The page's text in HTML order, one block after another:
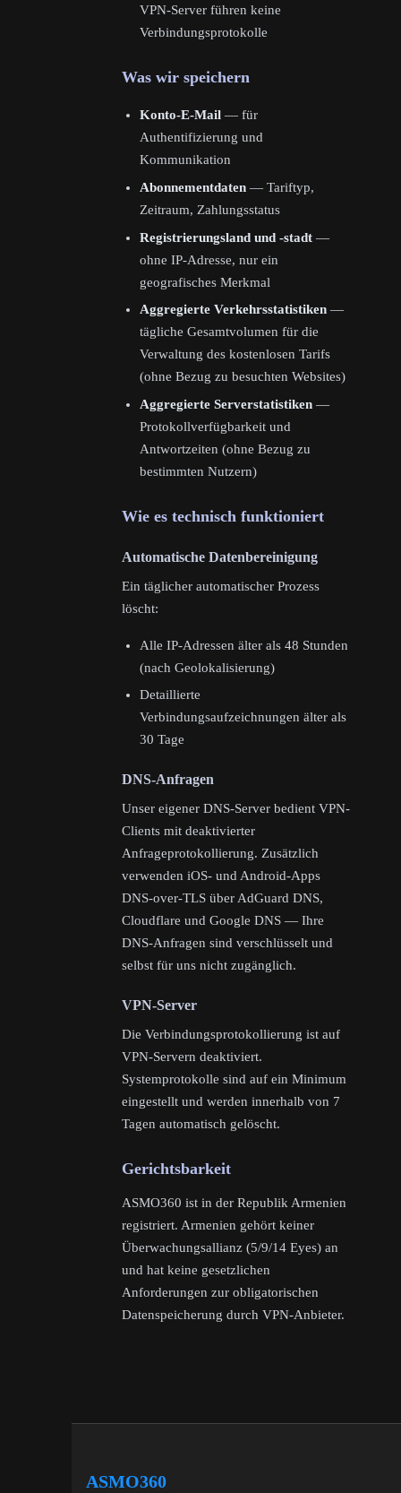
VPN-Server führen keine
Verbindungsprotokolle
Was wir speichern
Konto-E-Mail — für
Authentifizierung und
Kommunikation
Abonnementdaten — Tariftyp,
Zeitraum, Zahlungsstatus
Registrierungsland und -stadt —
ohne IP-Adresse, nur ein
geografisches Merkmal
Aggregierte Verkehrsstatistiken —
tägliche Gesamtvolumen für die
Verwaltung des kostenlosen Tarifs
(ohne Bezug zu besuchten Websites)
Aggregierte Serverstatistiken —
Protokollverfügbarkeit und
Antwortzeiten (ohne Bezug zu
bestimmten Nutzern)
Wie es technisch funktioniert
Automatische Datenbereinigung
Ein täglicher automatischer Prozess
löscht:
Alle IP-Adressen älter als 48 Stunden
(nach Geolokalisierung)
Detaillierte
Verbindungsaufzeichnungen älter als
30 Tage
DNS-Anfragen
Unser eigener DNS-Server bedient VPN-
Clients mit deaktivierter
Anfrageprotokollierung. Zusätzlich
verwenden iOS- und Android-Apps
DNS-over-TLS über AdGuard DNS,
Cloudflare und Google DNS — Ihre
DNS-Anfragen sind verschlüsselt und
selbst für uns nicht zugänglich.
VPN-Server
Die Verbindungsprotokollierung ist auf
VPN-Servern deaktiviert.
Systemprotokolle sind auf ein Minimum
eingestellt und werden innerhalb von 7
Tagen automatisch gelöscht.
Gerichtsbarkeit
ASMO360 ist in der Republik Armenien
registriert. Armenien gehört keiner
Überwachungsallianz (5/9/14 Eyes) an
und hat keine gesetzlichen
Anforderungen zur obligatorischen
Datenspeicherung durch VPN-Anbieter.
ASMO360